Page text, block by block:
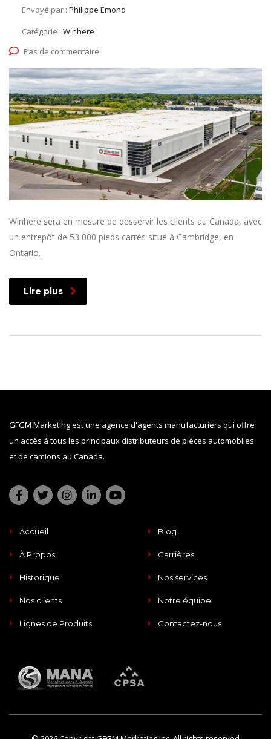
Envoyé par : Philippe Emond
Catégorie : Winhere
Pas de commentaire
Winhere sera en mesure de desservir les clients au Canada, avec
un entrepôt de 53 000 pieds carrés situé à Cambridge, en
Ontario.
Lire plus
GFGM Marketing est une agence d'agents manufacturiers qui offre
un accès à tous les principaux distributeurs de pièces automobiles
et de camions au Canada.
Accueil Blog
À Propos Carrières
Historique Nos services
Nos clients Notre équipe
Lignes de Produits Contactez-nous